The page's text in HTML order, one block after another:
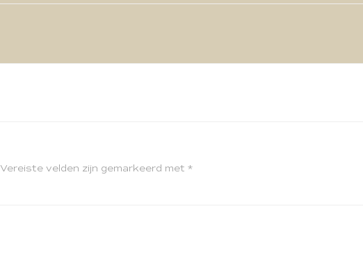
Vereiste velden zijn gemarkeerd met *